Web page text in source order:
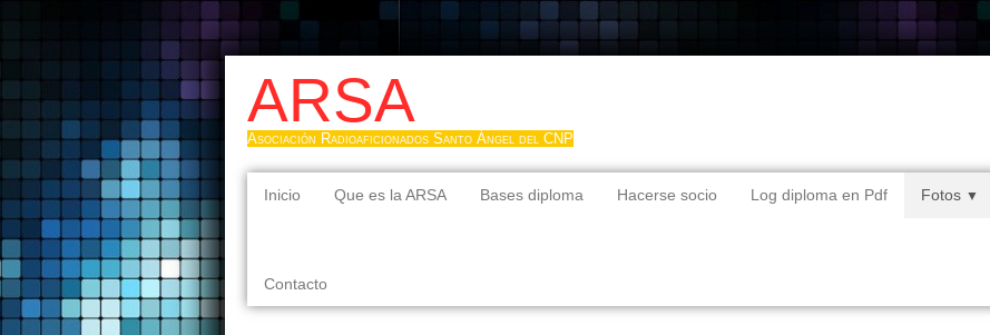
ARSA
Asociación Radioaficionados Santo Ángel del CNP
Inicio Que es la ARSA Bases diploma Hacerse socio Log diploma en Pdf Fotos ▼
Contacto